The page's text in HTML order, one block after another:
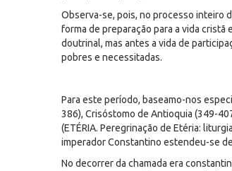
Observa-se, pois, no processo inteiro
forma de preparação para a vida
doutrinal, mas antes a vida de
pobres e necessitadas.
Para este período, baseamo-nos
386), Crisóstomo de Antioquia (349-
(ETÉRIA. Peregrinação de Etéria:
imperador Constantino estendeu-se
No decorrer da chamada era